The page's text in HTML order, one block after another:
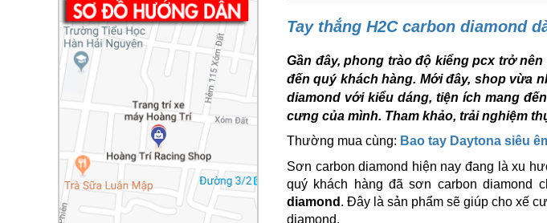
Tay thắng H2C carbon diamond
Gần đây, phong trào độ kiểng pcx trở
đến quý khách hàng. Mới đây, shop vừa
diamond với kiểu dáng, tiện ích mang
cưng của mình. Tham khảo, trải nghiệm
Thường mua cùng: Bao tay Daytona siêu
Sơn carbon diamond hiện nay đang là xu
quý khách hàng đã sơn carbon
diamond . Đây là sản phẩm sẽ giúp cho xế
diamond.